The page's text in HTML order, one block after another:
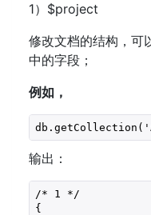
1）$project
修改文档的结构，可
中的字段；
例如，
输出：
/* 1 */
{